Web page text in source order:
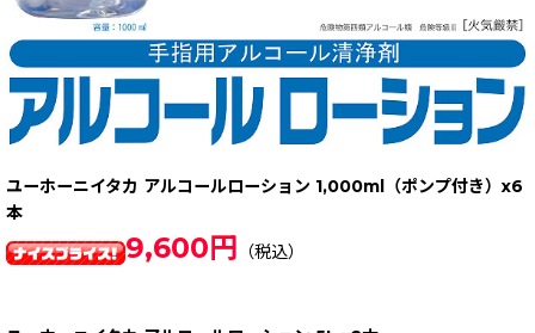
ユーホーニイタカ アルコールローション 1,000ml（ポンプ付き）x6
本
9,600円 （税込）